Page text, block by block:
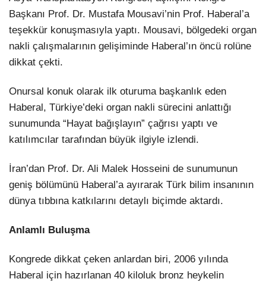
Başkanı Prof. Dr. Mustafa Mousavi’nin Prof. Haberal’a
teşekkür konuşmasıyla yaptı. Mousavi, bölgedeki organ
nakli çalışmalarının gelişiminde Haberal’ın öncü rolüne
dikkat çekti.
Onursal konuk olarak ilk oturuma başkanlık eden
Haberal, Türkiye’deki organ nakli sürecini anlattığı
sunumunda “Hayat bağışlayın” çağrısı yaptı ve
katılımcılar tarafından büyük ilgiyle izlendi.
İran’dan Prof. Dr. Ali Malek Hosseini de sunumunun
geniş bölümünü Haberal’a ayırarak Türk bilim insanının
dünya tıbbına katkılarını detaylı biçimde aktardı.
Anlamlı Buluşma
Kongrede dikkat çeken anlardan biri, 2006 yılında
Haberal için hazırlanan 40 kiloluk bronz heykelin